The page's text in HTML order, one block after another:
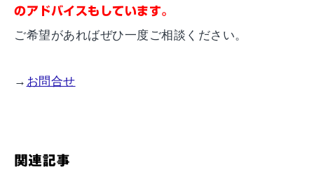
のアドバイスもしています。
ご希望があればぜひ一度ご相談ください。
→ お問合せ
関連記事